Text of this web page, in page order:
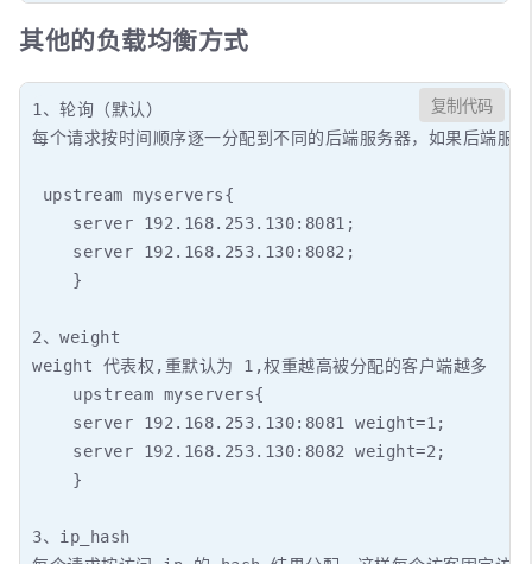
其他的负载均衡方式
1、轮询（默认）
每个请求按时间顺序逐一分配到不同的后端服务器，如果后端服
upstream myservers{
    server 192.168.253.130:8081;
    server 192.168.253.130:8082;
    }
2、weight
weight 代表权,重默认为 1,权重越高被分配的客户端越多
    upstream myservers{
    server 192.168.253.130:8081 weight=1;
    server 192.168.253.130:8082 weight=2;
    }
3、ip_hash
复制代码